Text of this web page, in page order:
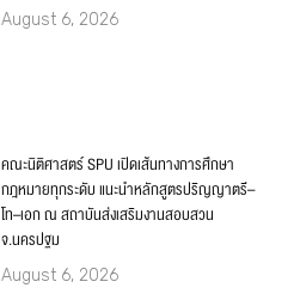
August 6, 2026
คณะนิติศาสตร์ SPU เปิดเส้นทางการศึกษา
กฎหมายทุกระดับ แนะนำหลักสูตรปริญญาตรี–
โท–เอก ณ สถาบันส่งเสริมงานสอบสวน
จ.นครปฐม
August 6, 2026